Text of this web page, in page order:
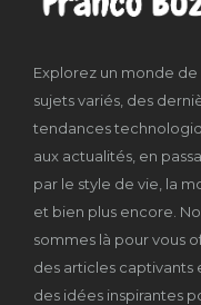
Explorez un monde de
sujets variés, des
tendances
aux actualités, en
par le style de vie, la
et bien plus encore.
sommes là pour vous
des articles captivants
des idées inspirantes